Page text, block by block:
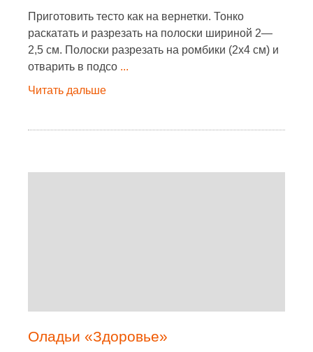
Приготовить тесто как на вернетки. Тонко
раскатать и разрезать на полоски шириной 2—
2,5 см. Полоски разрезать на ромбики (2х4 см) и
отварить в подсо ...
Читать дальше
Оладьи «Здоровье»